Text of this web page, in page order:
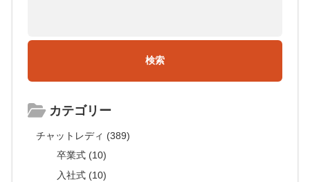
カテゴリー
チャットレディ (389)
卒業式 (10)
入社式 (10)